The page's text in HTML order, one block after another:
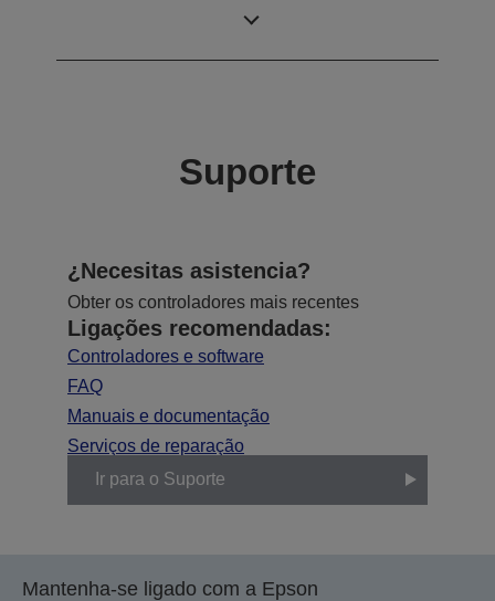
Suporte
¿Necesitas asistencia?
Obter os controladores mais recentes
Ligações recomendadas:
Controladores e software
FAQ
Manuais e documentação
Serviços de reparação
Ir para o Suporte
Mantenha-se ligado com a Epson